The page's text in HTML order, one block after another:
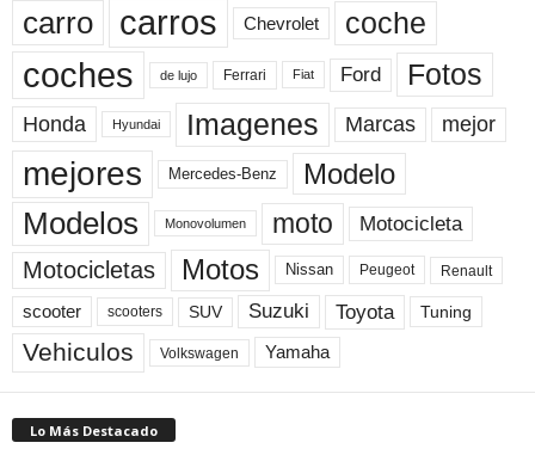
carro carros Chevrolet coche
coches de lujo Ferrari Fiat Ford Fotos
Honda Hyundai Imagenes Marcas mejor
mejores Mercedes-Benz Modelo
Modelos Monovolumen moto Motocicleta
Motocicletas Motos Nissan Peugeot Renault
scooter scooters SUV Suzuki Toyota Tuning
Vehiculos Volkswagen Yamaha
Lo Más Destacado